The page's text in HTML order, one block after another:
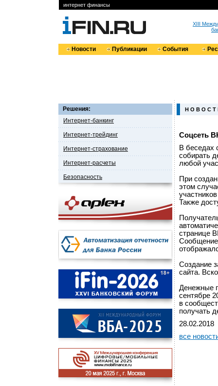
интернет финансы
XIII
Новости Публикации События
Решения:
Интернет-банкинг
Интернет-трейдинг
Интернет-страхование
Интернет-расчеты
Безопасность
Н О В О С Т
Соцсеть
В беседах
собирать
любой
При
этом
Также
странице
Сообщение
Создание
сайта.
Денежные
сентябре
в
получать
28.02.2018
все